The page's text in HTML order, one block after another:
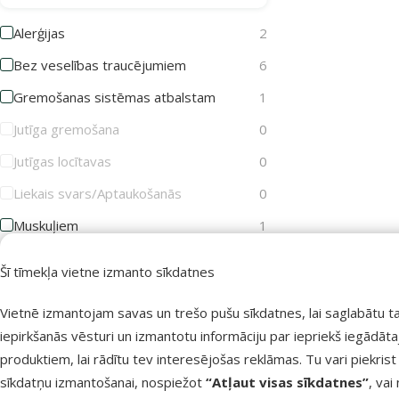
Šī tīmekļa vietne izmanto sīkdatnes
Vietnē izmantojam savas un trešo pušu sīkdatnes, lai saglabātu
iepirkšanās vēsturi un izmantotu informāciju par iepriekš
produktiem, lai rādītu tev interesējošas reklāmas. Tu vari piekrist
sīkdatņu izmantošanai, nospiežot “Atļaut visas sīkdatnes”, vai
Alerģijas
2
Bez veselības traucējumiem
6
Gremošanas sistēmas atbalstam
1
Jutīga gremošana
0
Jutīgas locītavas
0
Liekais svars/Aptaukošanās
0
Muskuļiem
1
Sterilizācija
0
Svara kontrolei
0
Vielmaiņas uzlabošanai
1